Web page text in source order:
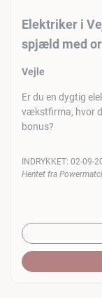
Elektriker i
spjæld med
Vejle
Er du en dygtig
vækstfirma, hvor
bonus?
INDRYKKET: 02-09-
Hentet fra